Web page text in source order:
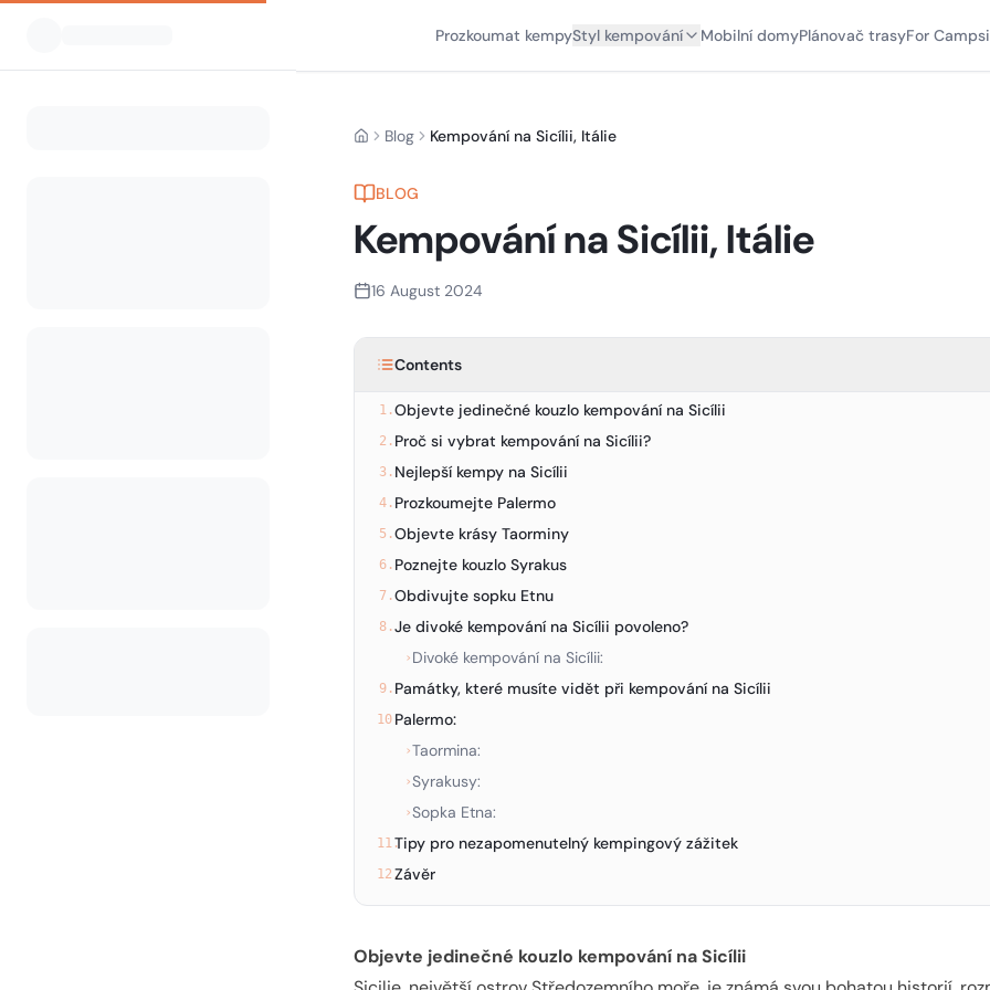
Prozkoumat kempyStyl kempování Mobilní domyPlánovač trasyFor
HomeBlog Kempování na Sicílii, Itálie
BLOG
Kempování na Sicílii, Itálie
16 August 2024
Contents
1.Objevte jedinečné kouzlo kempování na Sicílii
2. Proč si vybrat kempování na Sicílii?
3. Nejlepší kempy na Sicílii
4. Prozkoumejte Palermo
5.Objevte krásy Taorminy
6. Poznejte kouzlo Syrakus
7.Obdivujte sopku Etnu
8.Je divoké kempování na Sicílii povoleno?
› Divoké kempování na Sicílii:
9. Památky, které musíte vidět při kempování na Sicílii
10.Palermo:
›Taormina:
›Syrakusy:
›Sopka Etna:
11.Tipy pro nezapomenutelný kempingový zážitek
12.Závěr
Objevte jedinečné kouzlo kempování na Sicílii